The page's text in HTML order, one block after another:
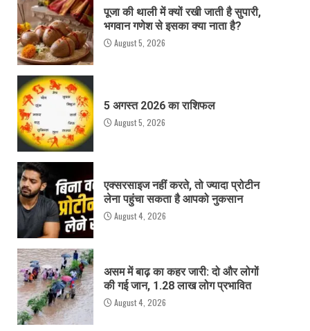
पूजा की थाली में क्यों रखी जाती है सुपारी,
भगवान गणेश से इसका क्या नाता है?
August 5, 2026
5 अगस्त 2026 का राशिफल
August 5, 2026
एक्सरसाइज नहीं करते, तो ज्यादा प्रोटीन
लेना पहुंचा सकता है आपको नुकसान
August 4, 2026
असम में बाढ़ का कहर जारी: दो और लोगों
की गई जान, 1.28 लाख लोग प्रभावित
August 4, 2026